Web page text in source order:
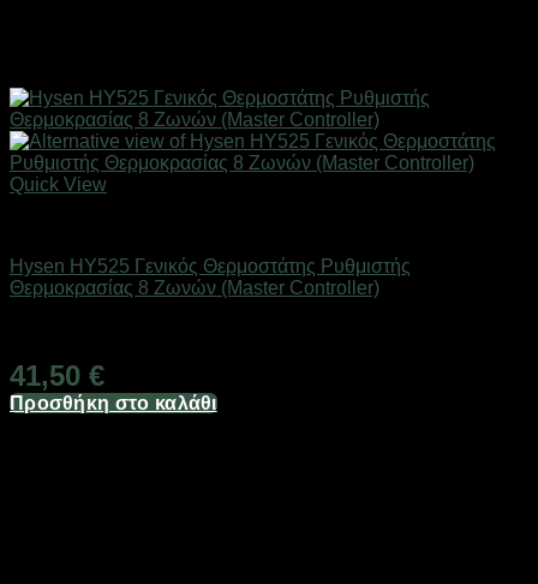
Quick View
Hysen HY525 Γενικός Θερμοστάτης Ρυθμιστής
Θερμοκρασίας 8 Ζωνών (Master Controller)
41,50 €
Προσθήκη στο καλάθι